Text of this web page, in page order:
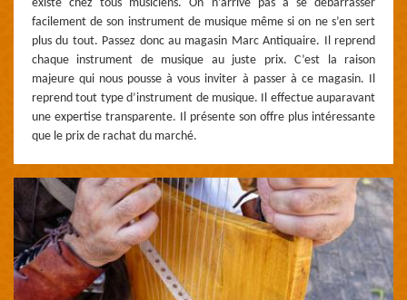
existe chez tous musiciens. On n’arrive pas à se débarrasser
facilement de son instrument de musique même si on ne s’en sert
plus du tout. Passez donc au magasin Marc Antiquaire. Il reprend
chaque instrument de musique au juste prix. C’est la raison
majeure qui nous pousse à vous inviter à passer à ce magasin. Il
reprend tout type d’instrument de musique. Il effectue auparavant
une expertise transparente. Il présente son offre plus intéressante
que le prix de rachat du marché.